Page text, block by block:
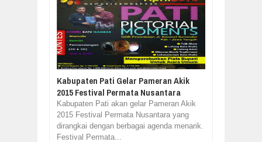
Kabupaten Pati Gelar Pameran Akik
2015 Festival Permata Nusantara
Kabupaten Pati akan gelar Pameran Akik
2015 Festival Permata Nusantara yang
dirangkai dengan berbagai agenda menarik.
Festival Permata...